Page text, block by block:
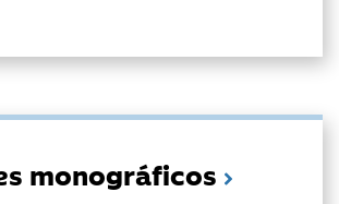
monográficos